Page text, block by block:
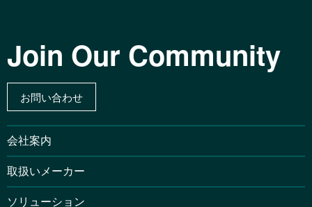
Join Our Community
お問い合わせ
会社案内
取扱いメーカー
ソリューション